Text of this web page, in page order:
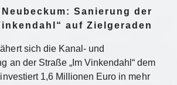
Sanierung der
auf Zielgeraden
sich die Kanal- und
an der Straße „Im Vinkendahl“ dem
1,6 Millionen Euro in mehr